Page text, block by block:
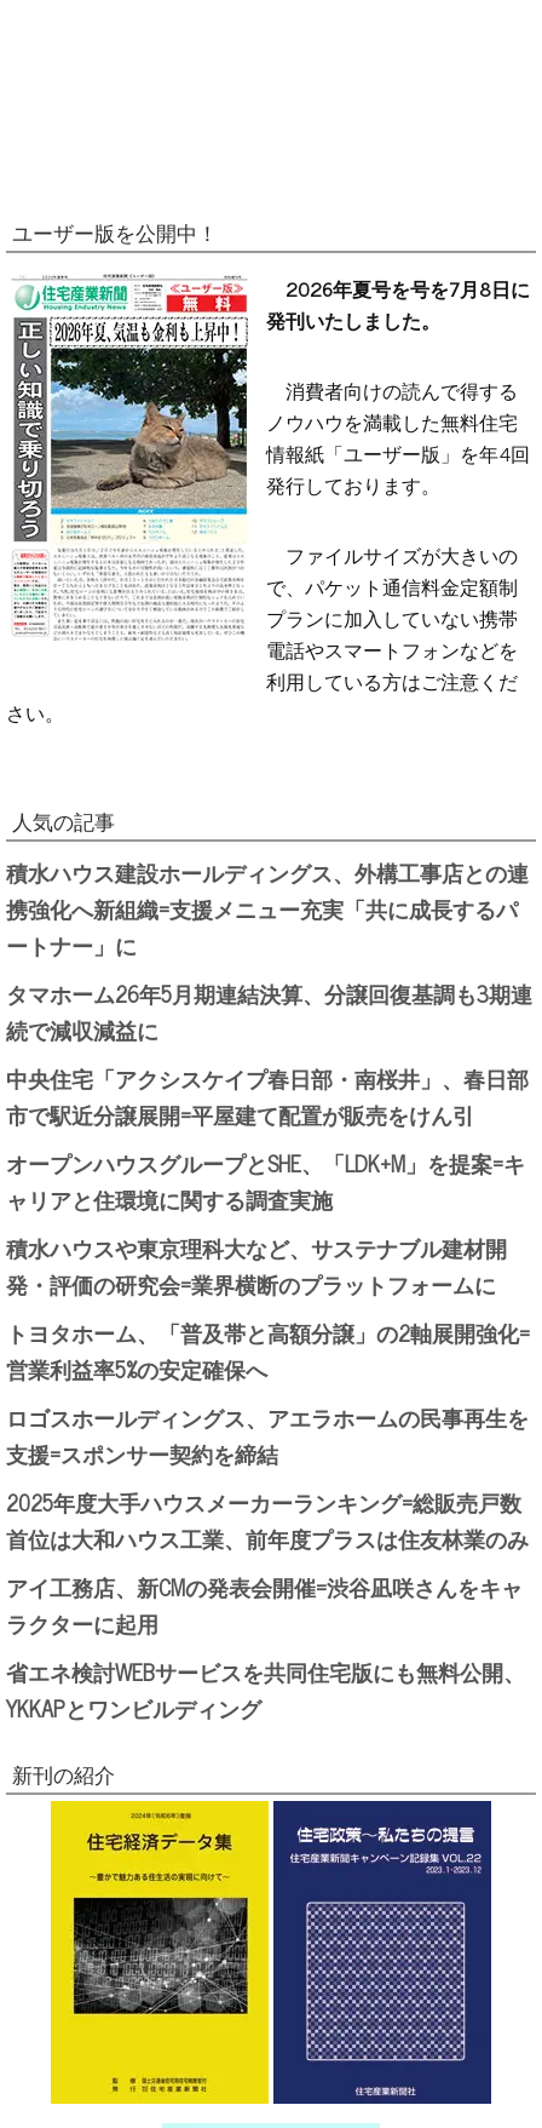
ユーザー版を公開中！
2026年夏号を号を7月8日に
発刊いたしました。
消費者向けの読んで得する
ノウハウを満載した無料住宅
情報紙「ユーザー版」を年4回
発行しております。
ファイルサイズが大きいの
で、パケット通信料金定額制
プランに加入していない携帯
電話やスマートフォンなどを
利用している方はご注意くだ
さい。
人気の記事
積水ハウス建設ホールディングス、外構工事店との連
携強化へ新組織=支援メニュー充実「共に成長するパ
ートナー」に
タマホーム26年5月期連結決算、分譲回復基調も3期連
続で減収減益に
中央住宅「アクシスケイプ春日部・南桜井」、春日部
市で駅近分譲展開=平屋建て配置が販売をけん引
オープンハウスグループとSHE、「LDK+M」を提案=キ
ャリアと住環境に関する調査実施
積水ハウスや東京理科大など、サステナブル建材開
発・評価の研究会=業界横断のプラットフォームに
トヨタホーム、「普及帯と高額分譲」の2軸展開強化=
営業利益率5%の安定確保へ
ロゴスホールディングス、アエラホームの民事再生を
支援=スポンサー契約を締結
2025年度大手ハウスメーカーランキング=総販売戸数
首位は大和ハウス工業、前年度プラスは住友林業のみ
アイ工務店、新CMの発表会開催=渋谷凪咲さんをキャ
ラクターに起用
省エネ検討WEBサービスを共同住宅版にも無料公開、
YKKAPとワンビルディング
新刊の紹介